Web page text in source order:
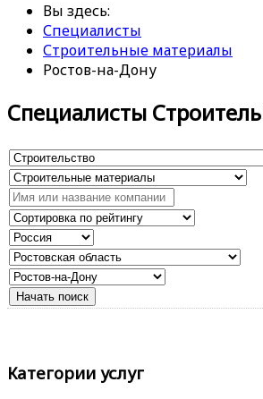
Вы здесь:
Специалисты
Строительные материалы
Ростов-на-Дону
Специалисты
Категории услуг